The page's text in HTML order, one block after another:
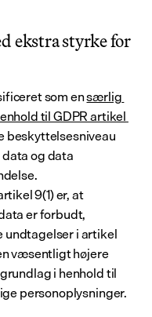
ekstra styrke for
som en særlig
til GDPR artikel
beskyttelsesniveau
og data
9(1) er, at
er forbudt,
undtagelser i artikel
væsentligt højere
i henhold til
personoplysninger.